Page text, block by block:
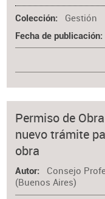
Colección Gestión
Fecha de publicación
Permiso de
nuevo trámite
obra
Autor
Consejo
(Buenos Aires)